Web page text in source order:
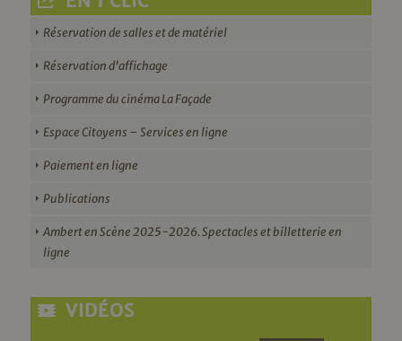
Réservation de salles et de matériel
Réservation d’affichage
Programme du cinéma La Façade
Espace Citoyens – Services en ligne
Paiement en ligne
Publications
Ambert en Scène 2025-2026. Spectacles et billetterie en
ligne
VIDÉOS